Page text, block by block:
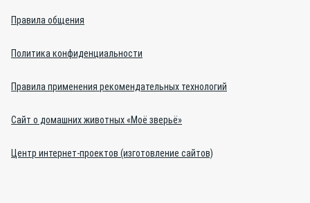
Правила общения
Политика конфиденциальности
Правила применения рекомендательных технологий
Сайт о домашних животных «Моё зверьё»
Центр интернет-проектов (изготовление сайтов)